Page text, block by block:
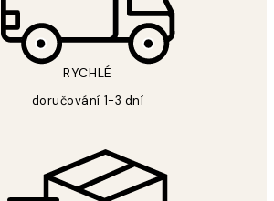
RYCHLÉ
doručování 1-3 dní